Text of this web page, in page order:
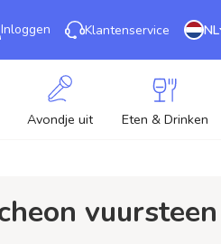
Inloggen Klantenservice NL
Avondje uit Eten & Drinken